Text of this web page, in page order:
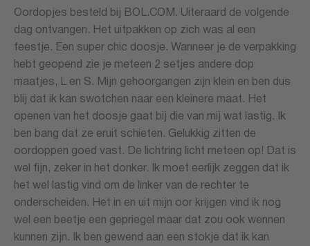
Oordopjes besteld bij BOL.COM. Uiteraard de volgende
dag ontvangen. Het uitpakken op zich was al een
feestje. Een super chic doosje. Wanneer je de verpakking
hebt geopend zie je meteen 2 setjes andere dop
maatjes, L en S. Mijn gehoorgangen zijn klein en ben dus
blij dat ik kan swotchen naar een kleinere maat. Het
openen van het doosje gaat bij die van mij wat lastig. Ik
ben bang dat ze eruit schieten. Gelukkig zitten de
oordoppen goed vast. De lichtring licht meteen op! Dat is
wel fijn, zeker in het donker. Ik moet eerlijk zeggen dat ik
het wel lastig vind om de linker van de rechter te
onderscheiden. Het in en uit mijn oor krijgen vind ik nog
wel een beetje een gepriegel maar dat zou ook wennen
kunnen zijn. Ik ben gewend aan een stokje dat ik kan